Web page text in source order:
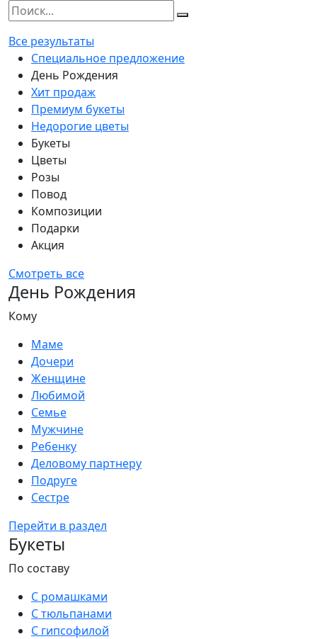
Все результаты
Специальное предложение
День Рождения
Хит продаж
Премиум букеты
Недорогие цветы
Букеты
Цветы
Розы
Повод
Композиции
Подарки
Акция
Смотреть все
День Рождения
Кому
Маме
Дочери
Женщине
Любимой
Семье
Мужчине
Ребенку
Деловому партнеру
Подруге
Сестре
Перейти в раздел
Букеты
По составу
С ромашками
С тюльпанами
С гипсофилой